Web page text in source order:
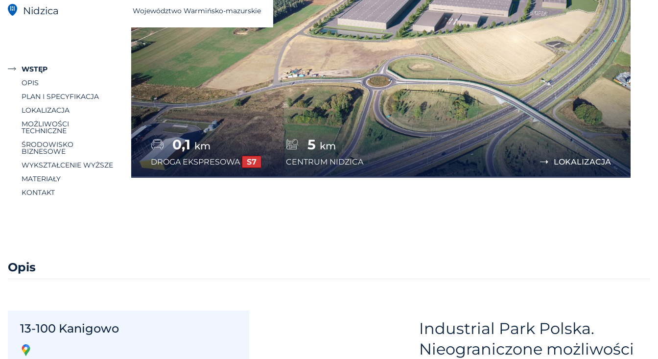
Nidzica Województwo Warmińsko-mazurskie
WSTĘP
OPIS
PLAN I SPECYFIKACJA
LOKALIZACJA
MOŻLIWOŚCI
TECHNICZNE
ŚRODOWISKO
BIZNESOWE
WYKSZTAŁCENIE WYŻSZE
MATERIAŁY
KONTAKT
0,1km
DROGA EKSPRESOWA S7
5km
CENTRUM NIDZICA LOKALIZACJA
Opis
13-100 Kanigowo
Industrial Park Polska.
Nieograniczone możliwości